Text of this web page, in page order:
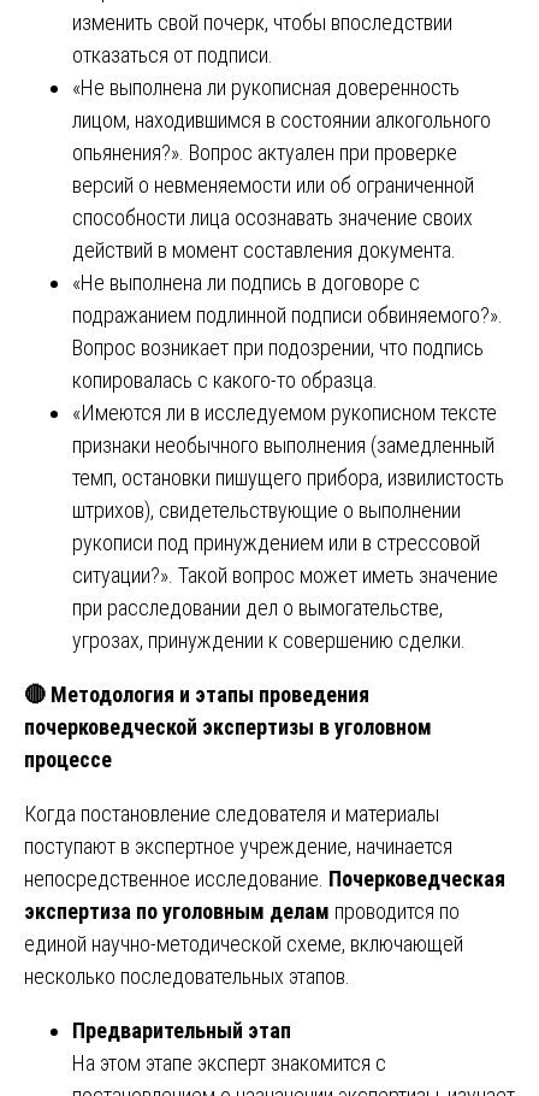
изменить свой почерк, чтобы впоследствии
отказаться от подписи.
«Не выполнена ли рукописная доверенность
лицом, находившимся в состоянии алкогольного
опьянения?». Вопрос актуален при проверке
версий о невменяемости или об ограниченной
способности лица осознавать значение своих
действий в момент составления документа.
«Не выполнена ли подпись в договоре с
подражанием подлинной подписи обвиняемого?».
Вопрос возникает при подозрении, что подпись
копировалась с какого-то образца.
«Имеются ли в исследуемом рукописном тексте
признаки необычного выполнения (замедленный
темп, остановки пишущего прибора, извилистость
штрихов), свидетельствующие о выполнении
рукописи под принуждением или в стрессовой
ситуации?». Такой вопрос может иметь значение
при расследовании дел о вымогательстве,
угрозах, принуждении к совершению сделки.
🔴 Методология и этапы проведения
почерковедческой экспертизы в уголовном
процессе
Когда постановление следователя и материалы
поступают в экспертное учреждение, начинается
непосредственное исследование. Почерковедческая
экспертиза по уголовным делам проводится по
единой научно-методической схеме, включающей
несколько последовательных этапов.
Предварительный этап
На этом этапе эксперт знакомится с